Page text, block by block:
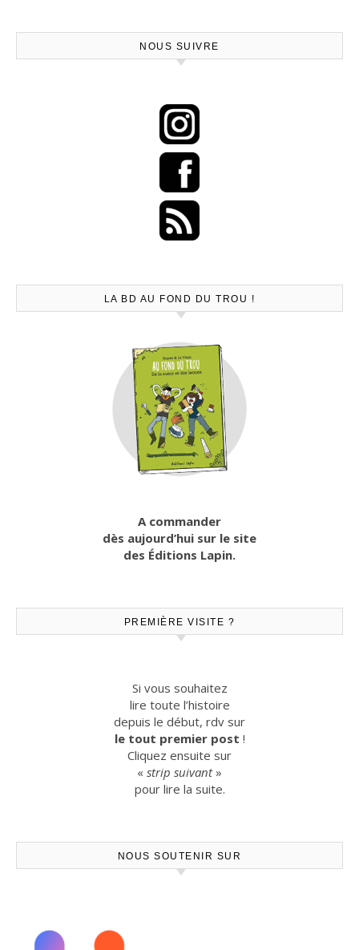
NOUS SUIVRE
LA BD AU FOND DU TROU !
A commander
dès aujourd’hui sur le site
des Éditions Lapin.
PREMIÈRE VISITE ?
Si vous souhaitez
lire toute l’histoire
depuis le début, rdv sur
le tout premier post !
Cliquez ensuite sur
« strip suivant»
pour lire la suite.
NOUS SOUTENIR SUR